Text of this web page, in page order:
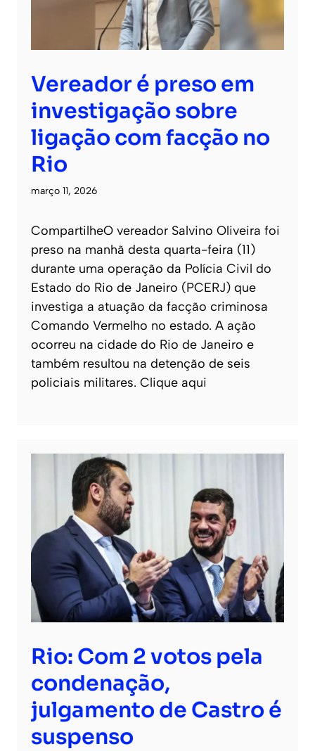
Vereador é preso em
investigação sobre
ligação com facção no
Rio
março 11, 2026
CompartilheO vereador Salvino Oliveira foi
preso na manhã desta quarta-feira (11)
durante uma operação da Polícia Civil do
Estado do Rio de Janeiro (PCERJ) que
investiga a atuação da facção criminosa
Comando Vermelho no estado. A ação
ocorreu na cidade do Rio de Janeiro e
também resultou na detenção de seis
policiais militares. Clique aqui
Rio: Com 2 votos pela
condenação,
julgamento de Castro é
suspenso